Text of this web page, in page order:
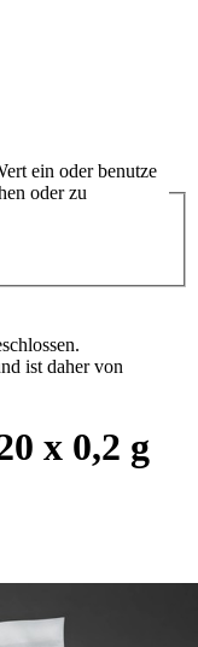
ein oder benutze
oder zu
ist daher von
x 0,2 g